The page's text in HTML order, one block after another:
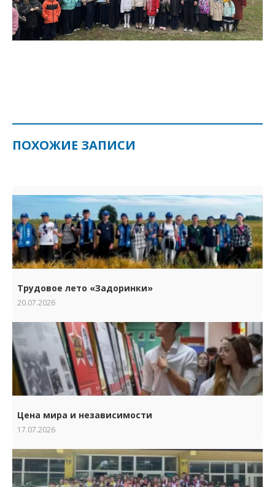
ПОХОЖИЕ ЗАПИСИ
Трудовое лето «Задоринки»
20.07.2026
Цена мира и независимости
17.07.2026